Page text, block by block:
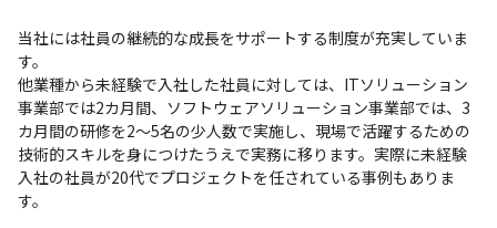
当社には社員の継続的な成長をサポートする制度が充実していま
す。
他業種から未経験で入社した社員に対しては、ITソリューション
事業部では2カ月間、ソフトウェアソリューション事業部では、3
カ月間の研修を2～5名の少人数で実施し、現場で活躍するための
技術的スキルを身につけたうえで実務に移ります。実際に未経験
入社の社員が20代でプロジェクトを任されている事例もありま
す。